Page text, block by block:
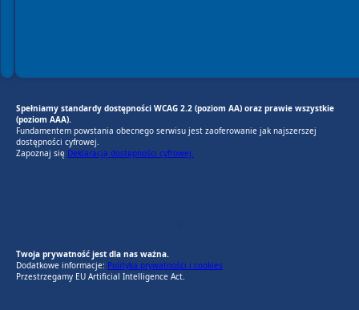
Spełniamy standardy dostępności WCAG 2.2 (poziom AA) oraz prawie wszystkie
(poziom AAA).
Fundamentem powstania obecnego serwisu jest zaoferowanie jak najszerszej
dostępności cyfrowej.
Zapoznaj się Deklaracją dostępności cyfrowej.
Twoja prywatność jest dla nas ważna.
Dodatkowe informacje: Polityka prywatności i cookies
Przestrzegamy EU Artificial Intelligence Act.